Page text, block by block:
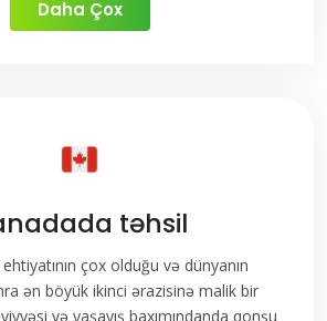
Daha Çox
təhsil
çox olduğu və dünyanın
ən böyük ikinci ərazisinə malik bir
və yaşayış baxımındanda qonşu